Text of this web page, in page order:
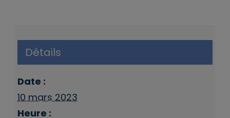
Détails
Date :
10 mars 2023
Heure :